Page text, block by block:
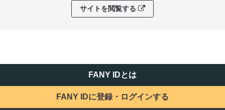
サイトを閲覧する
FANY IDとは
FANY IDに登録・ログインする